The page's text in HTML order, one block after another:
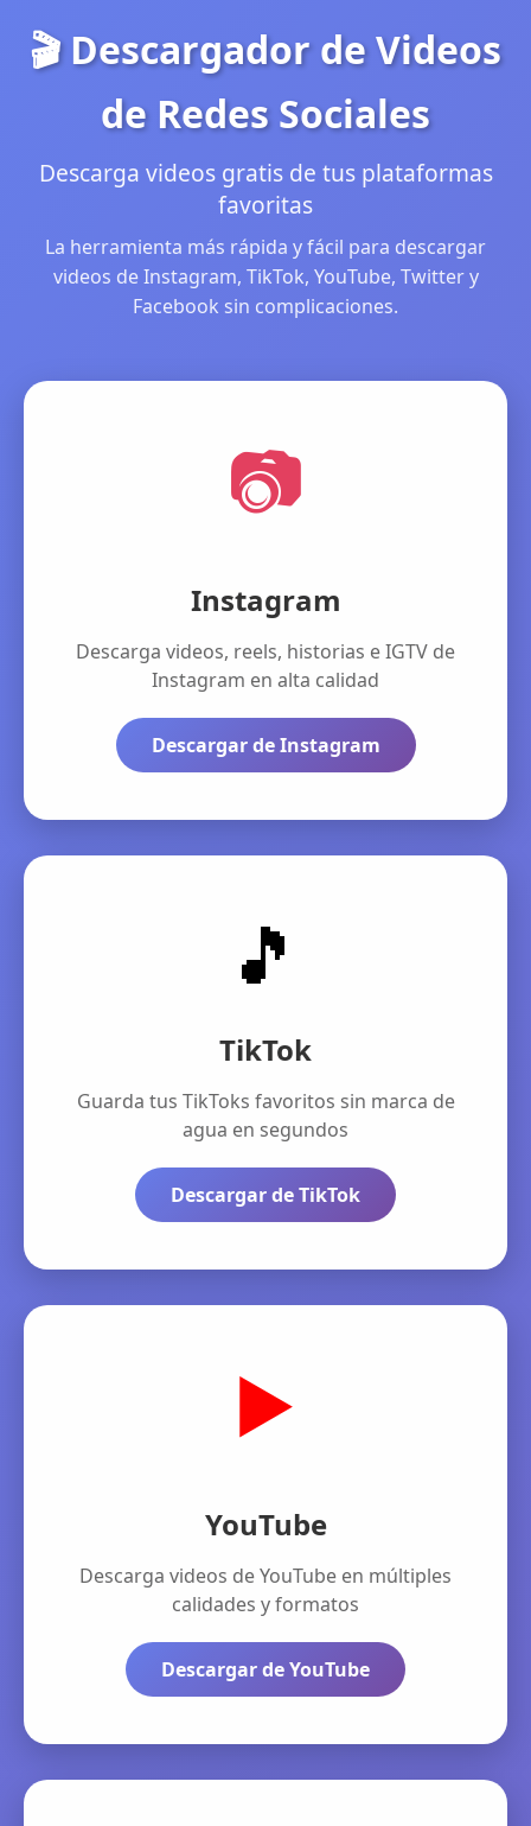
🎬 Descargador de Videos
de Redes Sociales
Descarga videos gratis de tus plataformas
favoritas
La herramienta más rápida y fácil para descargar
videos de Instagram, TikTok, YouTube, Twitter y
Facebook sin complicaciones.
📷
Instagram
Descarga videos, reels, historias e IGTV de
Instagram en alta calidad
Descargar de Instagram
🎵
TikTok
Guarda tus TikToks favoritos sin marca de
agua en segundos
Descargar de TikTok
▶️
YouTube
Descarga videos de YouTube en múltiples
calidades y formatos
Descargar de YouTube